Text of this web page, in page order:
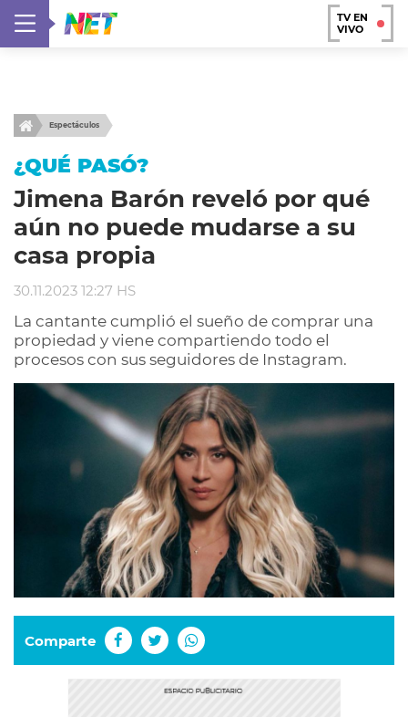
TV EN
VIVO
Espectáculos
¿QUÉ PASÓ?
Jimena Barón reveló por qué
aún no puede mudarse a su
casa propia
30.11.2023 12:27 HS
La cantante cumplió el sueño de comprar una
propiedad y viene compartiendo todo el
procesos con sus seguidores de Instagram.
Comparte